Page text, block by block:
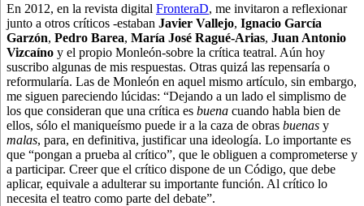
En 2012, en la revista digital FronteraD, me invitaron a reflexionar
junto a otros críticos -estaban Javier Vallejo, Ignacio García
Garzón, Pedro Barea, María José Ragué-Arias, Juan Antonio
Vizcaíno y el propio Monleón-sobre la crítica teatral. Aún hoy
suscribo algunas de mis respuestas. Otras quizá las repensaría o
reformularía. Las de Monleón en aquel mismo artículo, sin embargo,
me siguen pareciendo lúcidas: “Dejando a un lado el simplismo de
los que consideran que una crítica es buena cuando habla bien de
ellos, sólo el maniqueísmo puede ir a la caza de obras buenas y
malas, para, en definitiva, justificar una ideología. Lo importante es
que “pongan a prueba al crítico”, que le obliguen a comprometerse y
a participar. Creer que el crítico dispone de un Código, que debe
aplicar, equivale a adulterar su importante función. Al crítico lo
necesita el teatro como parte del debate”.